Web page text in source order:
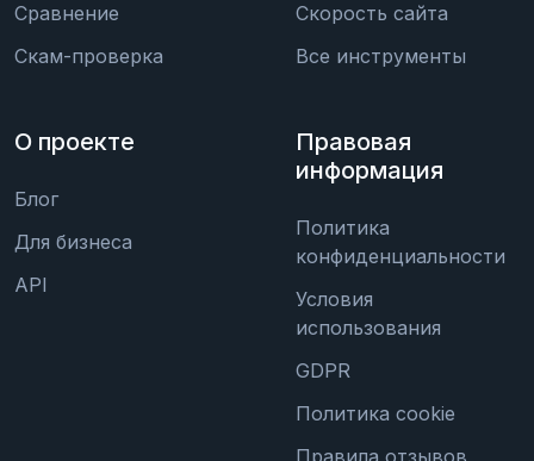
Сравнение
Скам-проверка
Скорость сайта
Все инструменты
О проекте
Блог
Для бизнеса
API
Правовая
информация
Политика
конфиденциальности
Условия
использования
GDPR
Политика cookie